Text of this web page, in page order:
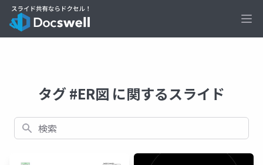
タグ #ER図 に関するスライド
検索